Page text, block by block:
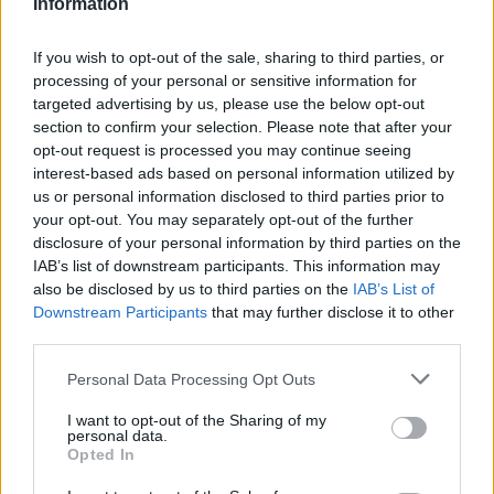
Information
If you wish to opt-out of the sale, sharing to third parties, or
processing of your personal or sensitive information for
targeted advertising by us, please use the below opt-out
section to confirm your selection. Please note that after your
opt-out request is processed you may continue seeing
interest-based ads based on personal information utilized by
us or personal information disclosed to third parties prior to
your opt-out. You may separately opt-out of the further
disclosure of your personal information by third parties on the
IAB’s list of downstream participants. This information may
also be disclosed by us to third parties on the IAB’s List of
Downstream Participants that may further disclose it to other
Personal Data Processing Opt Outs
I want to opt-out of the Sharing of my
personal data.
Opted In
szansa na ich drop jest z tych najgroźniejszych
3) W prawym górnym rogu po wejściu do gry, powinieneś
mieć opcję zmiany wersji językowej.
May 19, 2023
daniel-1el-eng
Forum Greenhorn
Witam.
Jak uzyskać osiągnięcie "Prototyp mechanicznego dziecka
D4808"? Czy podpowie ktoś co to za ukryte osiągnięcie w
zakładce Ogólne, bo pozostało mi jedno takie? Dziękuję z
May 19, 2023
Error36
Forum Greenhorn